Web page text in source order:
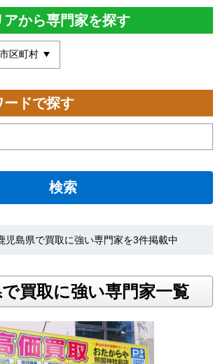
アから専門家を探す
ードで探す
検索
児島県で買取に強い専門家を3件掲載中
買取に強い専門家一覧